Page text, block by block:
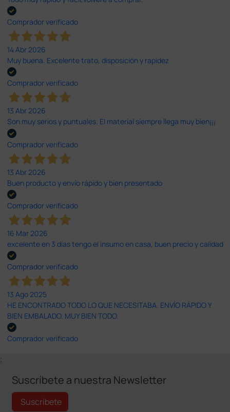
Comprador verificado
14 Abr 2026
Muy buena. Excelente trato, disposición y rapidez
Comprador verificado
13 Abr 2026
Son muy serios y puntuales. El material siempre llega muy bien¡¡¡
Comprador verificado
13 Abr 2026
Buen producto y envío rápido y bien presentado
Comprador verificado
16 Mar 2026
excelente en 3 días tengo el insumo en casa, buen precio y calidad
Comprador verificado
13 Ago 2025
HE ENCONTRADO TODO LO QUE NECESITABA. ENVÍO RÁPIDO Y
BIEN EMBALADO. MUY BIEN TODO.
Comprador verificado
;
Suscríbete a nuestra Newsletter
Suscríbete